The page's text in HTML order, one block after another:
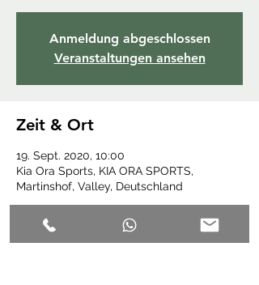
Anmeldung abgeschlossen
Veranstaltungen ansehen
Zeit & Ort
19. Sept. 2020, 10:00
Kia Ora Sports, KIA ORA SPORTS,
Martinshof, Valley, Deutschland